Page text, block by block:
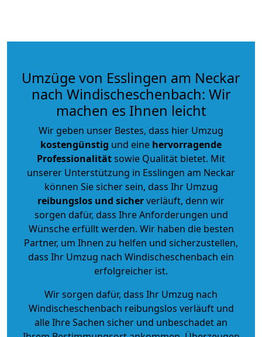
Umzüge von Esslingen am Neckar
nach Windischeschenbach: Wir
machen es Ihnen leicht
Wir geben unser Bestes, dass hier Umzug
kostengünstig und eine hervorragende
Professionalitätsowie Qualität bietet. Mit
unserer Unterstützung in Esslingen am Neckar
können Sie sicher sein, dass Ihr Umzug
reibungslos und sicherverläuft, denn wir
sorgen dafür, dass Ihre Anforderungen und
Wünsche erfüllt werden. Wir haben die besten
Partner, um Ihnen zu helfen und sicherzustellen,
dass Ihr Umzug nach Windischeschenbach ein
erfolgreicher ist.
Wir sorgen dafür, dass Ihr Umzug nach
Windischeschenbach reibungslos verläuft und
alle Ihre Sachen sicher und unbeschadet an